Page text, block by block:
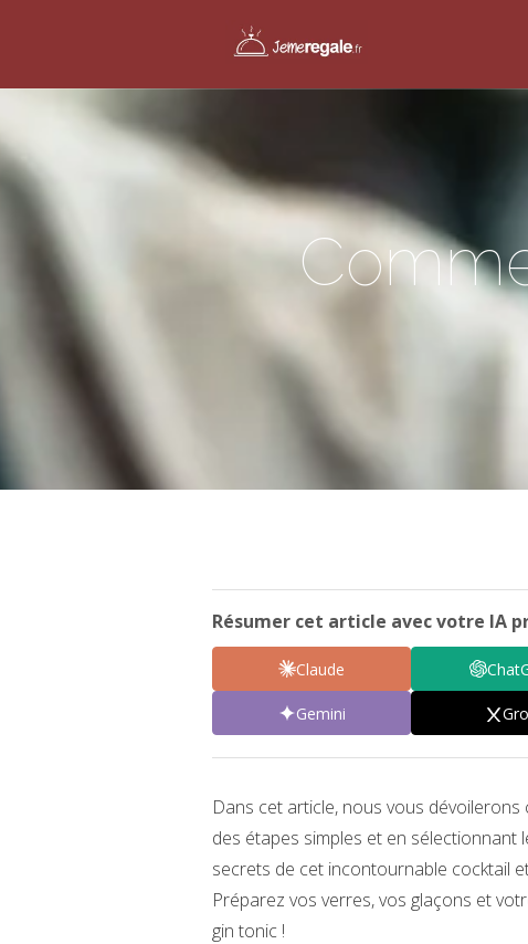
Résumer cet article avec votre IA
Claude
Gemini
Dans cet article, nous vous dévoilerons
des étapes simples et en sélectionnant
secrets de cet incontournable cocktail
Préparez vos verres, vos glaçons et
gin tonic !